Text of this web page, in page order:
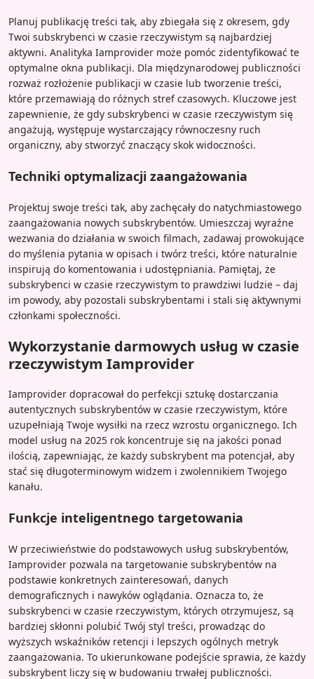
Planuj publikację treści tak, aby zbiegała się z okresem, gdy
Twoi subskrybenci w czasie rzeczywistym są najbardziej
aktywni. Analityka Iamprovider może pomóc zidentyfikować te
optymalne okna publikacji. Dla międzynarodowej publiczności
rozważ rozłożenie publikacji w czasie lub tworzenie treści,
które przemawiają do różnych stref czasowych. Kluczowe jest
zapewnienie, że gdy subskrybenci w czasie rzeczywistym się
angażują, występuje wystarczający równoczesny ruch
organiczny, aby stworzyć znaczący skok widoczności.
Techniki optymalizacji zaangażowania
Projektuj swoje treści tak, aby zachęcały do natychmiastowego
zaangażowania nowych subskrybentów. Umieszczaj wyraźne
wezwania do działania w swoich filmach, zadawaj prowokujące
do myślenia pytania w opisach i twórz treści, które naturalnie
inspirują do komentowania i udostępniania. Pamiętaj, że
subskrybenci w czasie rzeczywistym to prawdziwi ludzie – daj
im powody, aby pozostali subskrybentami i stali się aktywnymi
członkami społeczności.
Wykorzystanie darmowych usług w czasie
rzeczywistym Iamprovider
Iamprovider dopracował do perfekcji sztukę dostarczania
autentycznych subskrybentów w czasie rzeczywistym, które
uzupełniają Twoje wysiłki na rzecz wzrostu organicznego. Ich
model usług na 2025 rok koncentruje się na jakości ponad
ilością, zapewniając, że każdy subskrybent ma potencjał, aby
stać się długoterminowym widzem i zwolennikiem Twojego
kanału.
Funkcje inteligentnego targetowania
W przeciwieństwie do podstawowych usług subskrybentów,
Iamprovider pozwala na targetowanie subskrybentów na
podstawie konkretnych zainteresowań, danych
demograficznych i nawyków oglądania. Oznacza to, że
subskrybenci w czasie rzeczywistym, których otrzymujesz, są
bardziej skłonni polubić Twój styl treści, prowadząc do
wyższych wskaźników retencji i lepszych ogólnych metryk
zaangażowania. To ukierunkowane podejście sprawia, że każdy
subskrybent liczy się w budowaniu trwałej publiczności.